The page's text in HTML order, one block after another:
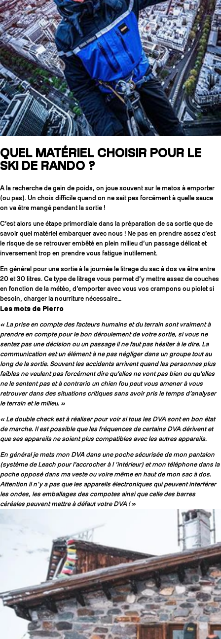
QUEL MATÉRIEL CHOISIR POUR LE
SKI DE RANDO ?
A la recherche de gain de poids, on joue souvent sur le matos à emporter
(ou pas). Un choix difficile quand on ne sait pas forcément à quelle sauce
on va être mangé pendant la sortie !
C’est alors une étape primordiale dans la préparation de sa sortie que de
savoir quel matériel embarquer avec nous ! Ne pas en prendre assez c’est
le risque de se retrouver embêté en plein milieu d’un passage délicat et
inversement trop en prendre vous fatigue inutilement.
En général pour une sortie à la journée le litrage du sac à dos va être entre
20 et 30 litres. Ce type de litrage vous permet d’y mettre assez de couches
en fonction de la météo, d’emporter avec vous vos crampons ou piolet si
besoin, charger la nourriture nécessaire…
Les mots de Pierro
« La prise en compte des facteurs humains et du terrain sont vraiment à
prendre en compte pour le bon déroulement de votre sortie, si vous ne
sentez pas une décision ou un passage il ne faut pas hésiter à le dire. La
communication est un élément à ne pas négliger dans un groupe tout au
long de la sortie. Souvent les accidents arrivent quand les personnes plus
faibles ne veulent pas forcément dire qu’elles ne vont pas bien ou qu’elles
ne le sentent pas et à contrario un chien fou peut vous amener à vous
retrouver dans des situations critiques sans avoir pris le temps d’analyser
le terrain et le milieu. »
« Le double check est à réaliser pour voir si tous les DVA sont en bon état
de marche. Il est possible que les fréquences de certains DVA dérivent et
que ses appareils ne soient plus compatibles avec les autres appareils.
En général je mets mon DVA dans une poche sécurisée de mon pantalon
(système de Leach pour l’accrocher à l ‘intérieur) et mon téléphone dans la
poche opposé dans ma veste ou voire même en haut de mon sac à dos.
Attention il n’y a pas que les appareils électroniques qui peuvent interférer
les ondes, les emballages des compotes ainsi que celle des barres
céréales peuvent mettre à défaut votre DVA ! »